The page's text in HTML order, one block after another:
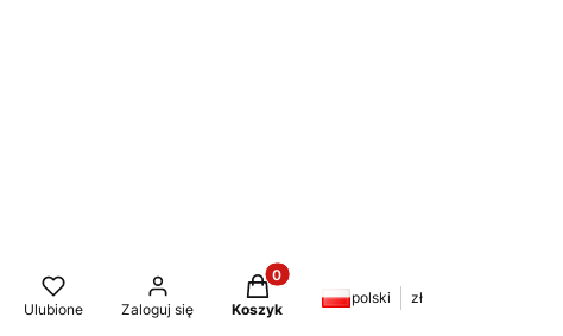
Ulubione Zaloguj się
Produkty w koszyku: 0. Zobacz
Koszyk
polski zł